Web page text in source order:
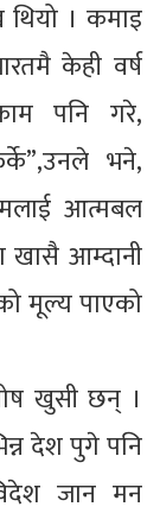
थियो । कमाइ
केही वर्ष
पनि गरे,
भने,
आत्मबल
खासै आम्दानी
मूल्य पाएको
खुसी छन् ।
देश पुगे पनि
जान मन